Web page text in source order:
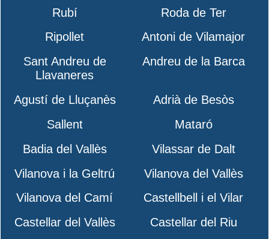
Rubí
Roda de Ter
Ripollet
Antoni de Vilamajor
Sant Andreu de
Llavaneres
Andreu de la Barca
Agustí de Lluçanès
Adrià de Besòs
Sallent
Mataró
Badia del Vallès
Vilassar de Dalt
Vilanova i la Geltrú
Vilanova del Vallès
Vilanova del Camí
Castellbell i el Vilar
Castellar del Vallès
Castellar del Riu